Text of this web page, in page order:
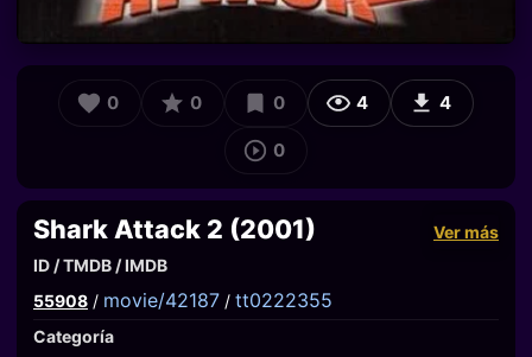
0 0 0 4 4
0
Shark Attack 2 (2001)
Ver más
ID / TMDB / IMDB
55908 / movie/42187 / tt0222355
Categoría